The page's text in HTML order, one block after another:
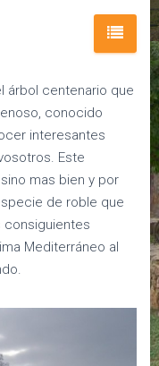
A
I
árbol centenario que
conocido
interesantes
Este
mas bien y por
de roble que
consiguientes
Mediterráneo al